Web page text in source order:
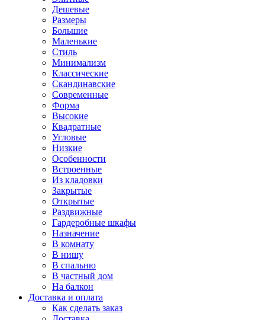
Дешевые
Размеры
Большие
Маленькие
Стиль
Минимализм
Классические
Скандинавские
Современные
Форма
Высокие
Квадратные
Угловые
Низкие
Особенности
Встроенные
Из кладовки
Закрытые
Открытые
Раздвижные
Гардеробные шкафы
Назначение
В комнату
В нишу
В спальню
В частный дом
На балкон
Доставка и оплата
Как сделать заказ